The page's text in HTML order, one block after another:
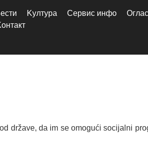
Kултура Сервис инфо
države, da im se omogući socijalni